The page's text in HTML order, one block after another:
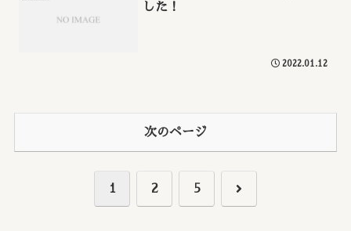
した！
2022.01.12
次のページ
1 2 5 次